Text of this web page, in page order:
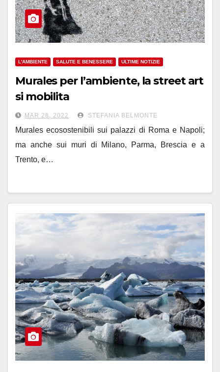
L'AMBIENTE SALUTE E BENESSERE ULTIME NOTIZIE
Murales per l’ambiente, la street art
si mobilita
MAR 28, 2022 STEFANIA BELMONTE
Murales ecosostenibili sui palazzi di Roma e Napoli;
ma anche sui muri di Milano, Parma, Brescia e a
Trento, e…